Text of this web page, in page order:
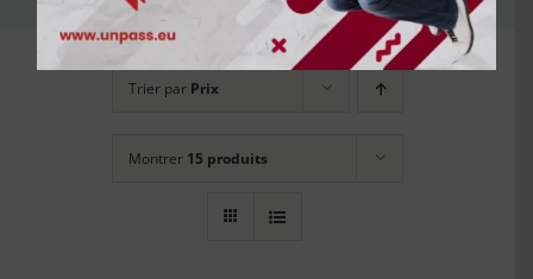
Trier par Prix
Montrer 15 produits